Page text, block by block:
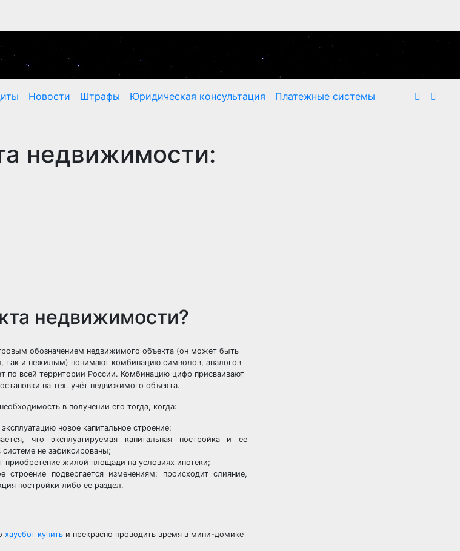
Новости Штрафы Юридическая консультация Платежные системы
недвижимости:
недвижимости?
обозначением недвижимого объекта (он может быть
так и нежилым) понимают комбинацию символов, аналогов
по всей территории России. Комбинацию цифр присваивают
на тех. учёт недвижимого объекта.
в получении его тогда, когда:
эксплуатацию новое капитальное строение;
что эксплуатируемая капитальная постройка и ее
системе не зафиксированы;
приобретение жилой площади на условиях ипотеки;
строение подвергается изменениям: происходит слияние,
постройки либо ее раздел.
хаусбот купить и прекрасно проводить время в мини-домике